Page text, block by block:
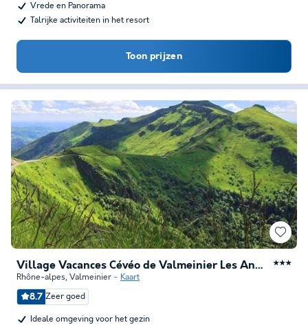
Vrede en Panorama
Talrijke activiteiten in het resort
Toon prijzen
Village Vacances Cévéo de Valmeinier Les Angeliers ★★★
Rhône-alpes, Valmeinier Kaart
8.7 Zeer goed
Ideale omgeving voor het gezin